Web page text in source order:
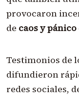
provocaron
de caos y pánico
Testimonios de
difundieron
redes sociales,